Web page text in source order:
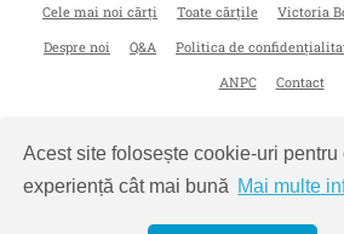
Acest site folosește cookie-uri pentru
experiență cât mai bună Mai multe
Cele mai noi cărți Toate cărțile Victoria
Despre noi
Q&A Politica de
ANPC
Contact